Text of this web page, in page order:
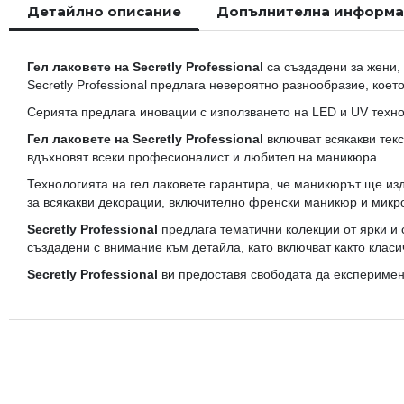
началото
на
със
снимки
Детайлно описание
Гел лаковете на Secretly Professional са създадени за жени,
Secretly Professional предлага невероятно разнообразие,
Серията предлага иновации с използването на LED и UV
Гел лаковете на Secretly Professional включват всякакви
вдъхновят всеки професионалист и любител на маникюра.
Технологията на гел лаковете гарантира, че маникюрът ще
за всякакви декорации, включително френски маникюр и
Secretly Professional предлага тематични колекции от ярки
създадени с внимание към детайла, като включват както
Secretly Professional ви предоставя свободата да
Допълнителна